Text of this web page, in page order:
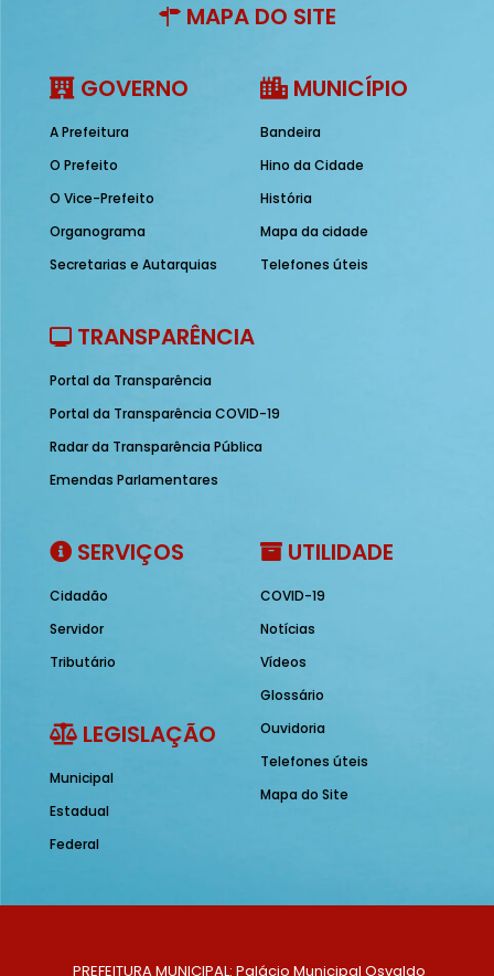
MAPA DO SITE
GOVERNO
A Prefeitura
O Prefeito
O Vice-Prefeito
Organograma
Secretarias e Autarquias
MUNICÍPIO
Bandeira
Hino da Cidade
História
Mapa da cidade
Telefones úteis
TRANSPARÊNCIA
Portal da Transparência
Portal da Transparência COVID-19
Radar da Transparência Pública
Emendas Parlamentares
SERVIÇOS
Cidadão
Servidor
Tributário
LEGISLAÇÃO
Municipal
Estadual
Federal
UTILIDADE
COVID-19
Notícias
Vídeos
Glossário
Ouvidoria
Telefones úteis
Mapa do Site
PREFEITURA MUNICIPAL: Palácio Municipal Osvaldo